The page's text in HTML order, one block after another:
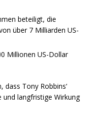
beteiligt, die
über 7 Milliarden US-
Millionen US-Dollar
dass Tony Robbins‘
langfristige Wirkung